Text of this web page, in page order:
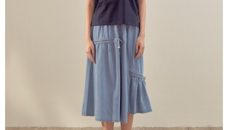
※ 請注意：結帳手續完成當下不需立刻繳費，但若您需要取消訂單，請聯絡
購買商品的店家。未經商家同意取消之訂單仍視為有效，需透過AFTEE先享
※ 交易是否成功請以「AFTEE先享後付 」之結帳頁面顯示為準，若有關於
是否繳費成功／繳費後需取消欲退款等相關疑問，請聯繫「AFTEE先享後付
https://netprotections.freshdesk.com/support/home
１．透過由恩沛科技股份有限公司提供之「AFTEE先享後付」服務完成之交
易，需依本服務之必要範圍內提供個人資料，並將交易相關給付款項請求債
權轉讓予恩沛科技股份有限公司。
２．關於個人資料處理事宜，請瀏覽以下網址：
https://aftee.tw/terms/#terms3
３．未成年的使用者請事先徵得法定代理人或監護人之同意方可使用
每筆NT$80，滿NT$1,200(含以上)免運費